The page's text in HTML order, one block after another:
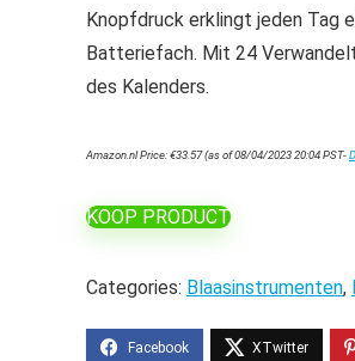
Knopfdruck erklingt jeden Tag
Batteriefach. Mit 24
des Kalenders.
Amazon.nl Price:€33.57(as of 08/04/2023 20:04 PST-
KOOP PRODUCT
Categories: Blaasinstrumenten,